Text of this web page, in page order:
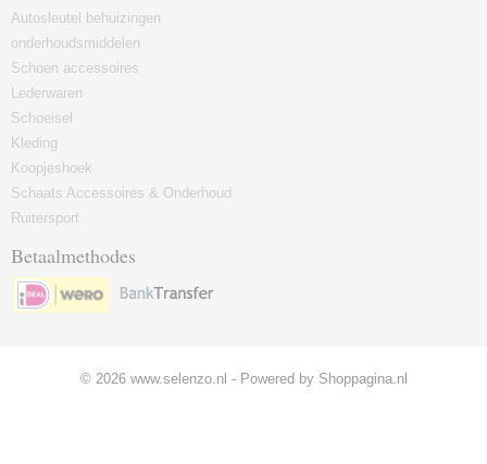
Autosleutel behuizingen
onderhoudsmiddelen
Schoen accessoires
Lederwaren
Schoeisel
Kleding
Koopjeshoek
Schaats Accessoires & Onderhoud
Ruitersport
Betaalmethodes
© 2026 www.selenzo.nl - Powered by Shoppagina.nl